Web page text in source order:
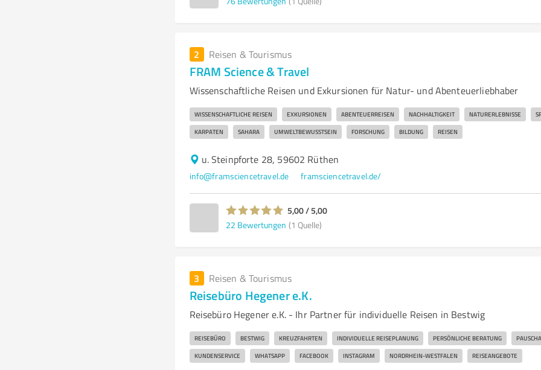
2 Reisen & Tourismus
FRAM Science & Travel
Wissenschaftliche Reisen und Exkursionen für Natur- und Abenteuerliebhaber
WISSENSCHAFTLICHE REISEN EXKURSIONEN ABENTEUERREISEN NACHHALTIGKEIT NATURERLEBNISSE
KARPATEN SAHARA UMWELTBEWUSSTSEIN FORSCHUNG BILDUNG REISEN
u. Steinpforte 28, 59602 Rüthen
info@framsciencetravel.de framsciencetravel.de/
5,00 / 5,00
22 Bewertungen (1 Quelle)
3 Reisen & Tourismus
Reisebüro Hegener e.K.
Reisebüro Hegener e.K. - Ihr Partner für individuelle Reisen in Bestwig
REISEBÜRO BESTWIG KREUZFAHRTEN INDIVIDUELLE REISEPLANUNG PERSÖNLICHE BERATUNG
KUNDENSERVICE WHATSAPP FACEBOOK INSTAGRAM NORDRHEIN-WESTFALEN REISEANGEBOTE